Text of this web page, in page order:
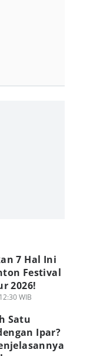
7 Hal Ini
Festival
2026!
WIB
Satu
Ipar?